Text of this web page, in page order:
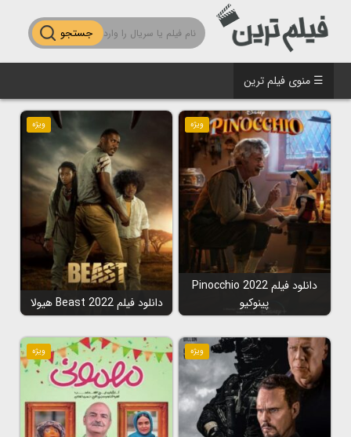
جستجو
☰ منوی فیلم ترین
ویژه
دانلود فیلم Pinocchio 2022
پینوکیو
ویژه
دانلود فیلم Beast 2022 هیولا
ویژه ویژه